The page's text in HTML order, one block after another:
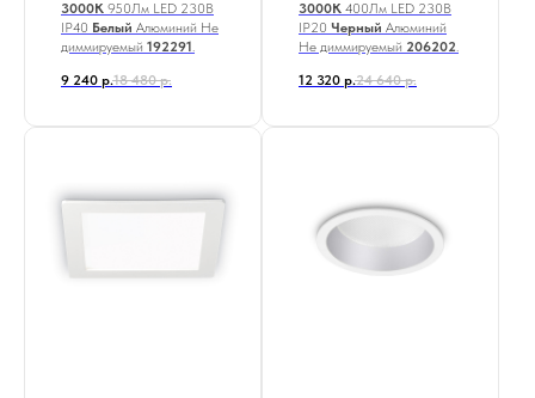
3000К 950Лм LED 230В
IP40 Белый Алюминий Не
диммируемый 192291.
9 240 р.18 480 р.
3000K 400Лм LED 230В
IP20 Черный Алюминий
Не диммируемый 206202.
12 320 р.24 640 р.